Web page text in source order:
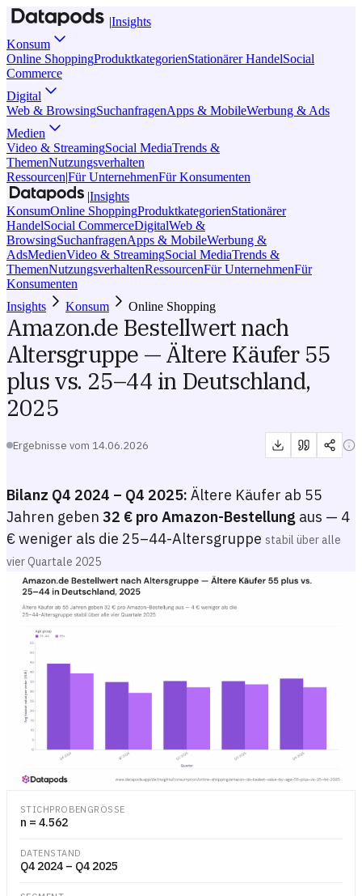
|Insights
Konsum
Online ShoppingProduktkategorienStationärer HandelSocial
Commerce
Digital
Web & BrowsingSuchanfragenApps & MobileWerbung & Ads
Medien
Video & StreamingSocial MediaTrends &
ThemenNutzungsverhalten
Ressourcen|Für UnternehmenFür Konsumenten
|Insights
KonsumOnline ShoppingProduktkategorienStationärer
HandelSocial CommerceDigitalWeb &
BrowsingSuchanfragenApps & MobileWerbung &
AdsMedienVideo & StreamingSocial MediaTrends &
ThemenNutzungsverhaltenRessourcenFür UnternehmenFür
Konsumenten
Insights
Konsum Online Shopping
Amazon.de Bestellwert nach
Altersgruppe — Ältere Käufer 55
plus vs. 25–44 in Deutschland,
2025
Ergebnisse vom 14.06.2026
Bilanz Q4 2024 – Q4 2025: Ältere Käufer ab 55
Jahren geben 32 € pro Amazon-Bestellung aus — 4
€ weniger als die 25–44-Altersgruppe stabil über alle
vier Quartale 2025
Amazon.de Bestellwert nach Altersgruppe — Ältere Käufer 55 plus
Liniendiagramm mit dem mittleren Bestellwert auf Amazon.de in
STICHPROBENGRÖSSE
n = 4.562
DATENSTAND
Q4 2024 – Q4 2025